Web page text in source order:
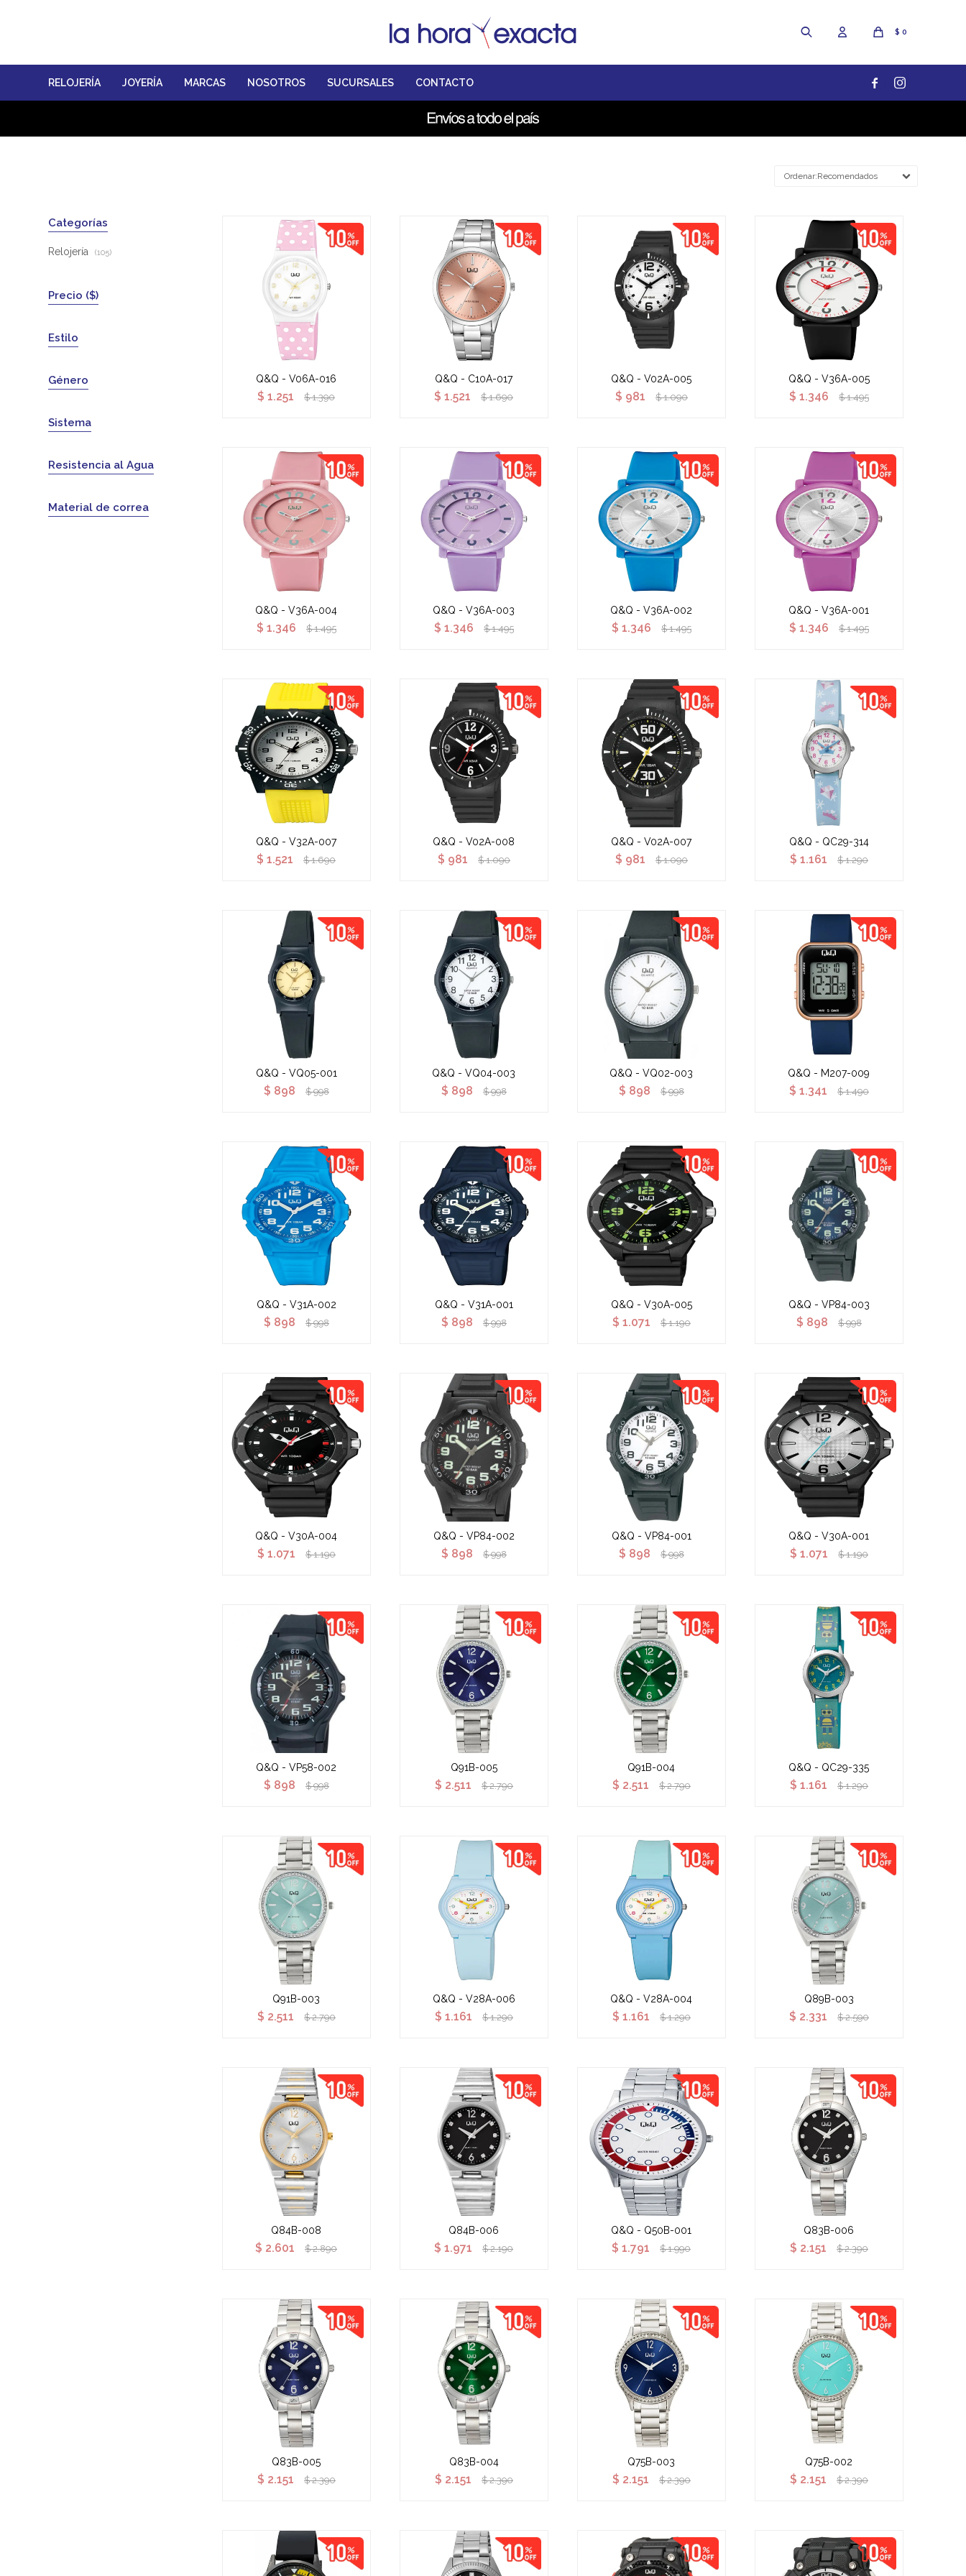
RELOJERÍA JOYERÍA MARCAS NOSOTROS SUCURSALES CONTACTO
$ 0
 
Recomendados
Q&Q - V06A-016
$ 1.251 $ 1.390
Q&Q - C10A-017
$ 1.521 $ 1.690
Q&Q - V02A-005
$ 981 $ 1.090
Q&Q - V36A-005
$ 1.346 $ 1.495
Q&Q - V36A-004
$ 1.346 $ 1.495
Q&Q - V36A-003
$ 1.346 $ 1.495
Q&Q - V36A-002
$ 1.346 $ 1.495
Q&Q - V36A-001
$ 1.346 $ 1.495
Q&Q - V32A-007
$ 1.521 $ 1.690
Q&Q - V02A-008
$ 981 $ 1.090
Q&Q - V02A-007
$ 981 $ 1.090
Q&Q - QC29-314
$ 1.161 $ 1.290
Q&Q - VQ05-001
$ 898 $ 998
Q&Q - VQ04-003
$ 898 $ 998
Q&Q - VQ02-003
$ 898 $ 998
Q&Q - M207-009
$ 1.341 $ 1.490
Q&Q - V31A-002
$ 898 $ 998
Q&Q - V31A-001
$ 898 $ 998
Q&Q - V30A-005
$ 1.071 $ 1.190
Q&Q - VP84-003
$ 898 $ 998
Q&Q - V30A-004
$ 1.071 $ 1.190
Q&Q - VP84-002
$ 898 $ 998
Q&Q - VP84-001
$ 898 $ 998
Q&Q - V30A-001
$ 1.071 $ 1.190
Q&Q - VP58-002
$ 898 $ 998
Q91B-005
$ 2.511 $ 2.790
Q91B-004
$ 2.511 $ 2.790
Q&Q - QC29-335
$ 1.161 $ 1.290
Q91B-003
$ 2.511 $ 2.790
Q&Q - V28A-006
$ 1.161 $ 1.290
Q&Q - V28A-004
$ 1.161 $ 1.290
Q89B-003
$ 2.331 $ 2.590
Q84B-008
$ 2.601 $ 2.890
Q84B-006
$ 1.971 $ 2.190
Q&Q - Q50B-001
$ 1.791 $ 1.990
Q83B-006
$ 2.151 $ 2.390
Q83B-005
$ 2.151 $ 2.390
Q83B-004
$ 2.151 $ 2.390
Q75B-003
$ 2.151 $ 2.390
Q75B-002
$ 2.151 $ 2.390
Categorías
Relojería (105)
Precio ($)
Estilo
Género
Sistema
Resistencia al Agua
Material de correa